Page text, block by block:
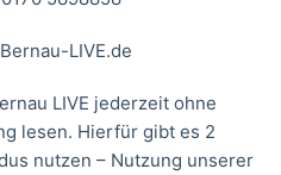
LIVE.de
LIVE jederzeit ohne
lesen. Hierfür gibt es 2
nutzen – Nutzung unserer